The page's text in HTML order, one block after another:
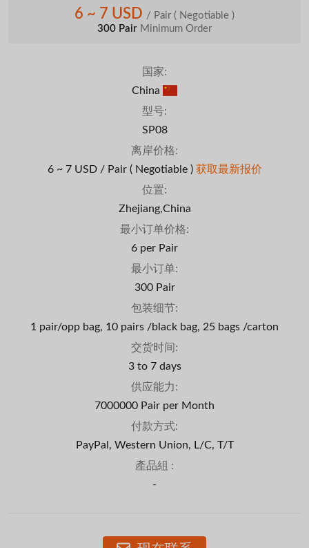
6 ~ 7 USD / Pair ( Negotiable )
300 Pair Minimum Order
国家:
China
型号:
SP08
离岸价格:
6 ~ 7 USD / Pair ( Negotiable ) 获取最新报价
位置:
Zhejiang,China
最小订单价格:
6 per Pair
最小订单:
300 Pair
包装细节:
1 pair/opp bag, 10 pairs /black bag, 25 bags /carton
交货时间:
3 to 7 days
供应能力:
7000000 Pair per Month
付款方式:
PayPal, Western Union, L/C, T/T
產品組 :
-